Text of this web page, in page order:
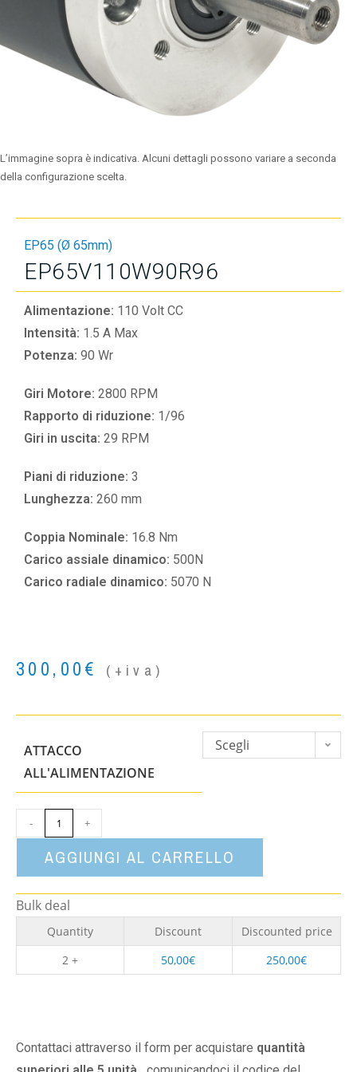
L’immagine sopra è indicativa. Alcuni dettagli possono variare a seconda
della configurazione scelta.
EP65 (Ø 65mm)
EP65V110W90R96
Alimentazione: 110 Volt CC
Intensità: 1.5 A Max
Potenza: 90 Wr
Giri Motore: 2800 RPM
Rapporto di riduzione: 1/96
Giri in uscita: 29 RPM
Piani di riduzione: 3
Lunghezza: 260 mm
Coppia Nominale: 16.8 Nm
Carico assiale dinamico: 500N
Carico radiale dinamico: 5070 N
300,00€ (+iva)
ATTACCO
ALL'ALIMENTAZIONE
Scegli
- +
AGGIUNGI AL CARRELLO
Bulk deal
Quantity Discount
Discounted price
2 +
50,00€ 250,00€
Contattaci attraverso il form per acquistare quantità